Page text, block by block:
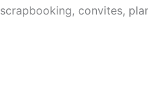
scrapbooking, convites,